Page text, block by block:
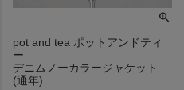
pot and tea ポットアンドティ
ー
デニムノーカラージャケット
(通年)